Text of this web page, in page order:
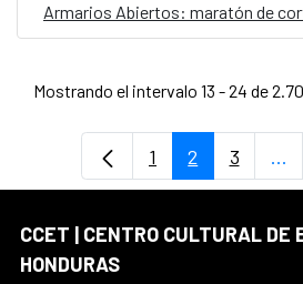
Mostrando el intervalo 13 - 24 de
Página
1 Página
2 Página
3 ...
CCET | CENTRO CULTURAL DE
HONDURAS